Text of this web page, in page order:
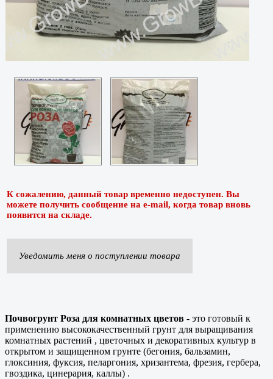
К сожалению, данный товар временно недоступен. Вы
можете получить сообщение на e-mail, когда товар вновь
появится на складе.
Уведомить меня о поступлении товара
Почвогрунт Роза для комнатных цветов - это готовый к
применению высококачественный грунт для выращивания
комнатных растений , цветочных и декоративных культур в
открытом и защищенном грунте (бегония, бальзамин,
глоксиния, фуксия, пеларгония, хризантема, фрезия, гербера,
гвоздика, цинерария, каллы) .